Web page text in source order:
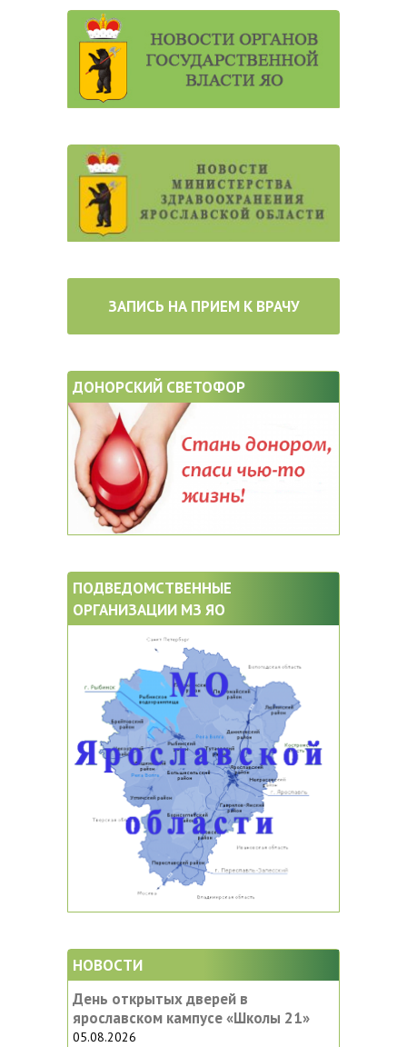
ЗАПИСЬ НА ПРИЕМ К ВРАЧУ
ДОНОРСКИЙ СВЕТОФОР
ПОДВЕДОМСТВЕННЫЕ
ОРГАНИЗАЦИИ МЗ ЯО
НОВОСТИ
День открытых дверей в
ярославском кампусе «‎Школы 21»
05.08.2026